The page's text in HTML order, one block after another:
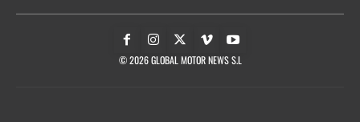
© 2026 GLOBAL MOTOR NEWS S.L